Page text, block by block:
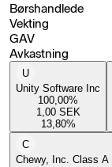
Børshandlede
Vekting
GAV
Avkastning
U
Unity Software Inc
100,00%
1,00 SEK
13,80%
C
Chewy, Inc. Class A